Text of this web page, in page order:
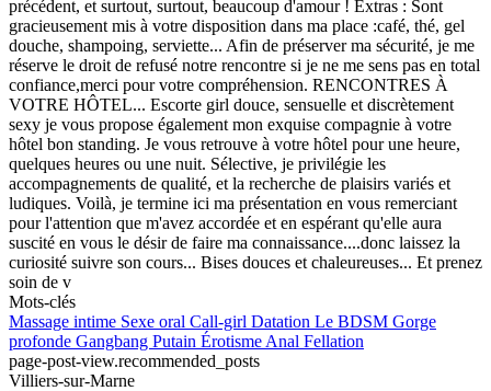
précédent, et surtout, surtout, beaucoup d'amour ! Extras : Sont
gracieusement mis à votre disposition dans ma place :café, thé, gel
douche, shampoing, serviette... Afin de préserver ma sécurité, je me
réserve le droit de refusé notre rencontre si je ne me sens pas en total
confiance,merci pour votre compréhension. RENCONTRES À
VOTRE HÔTEL... Escorte girl douce, sensuelle et discrètement
sexy je vous propose également mon exquise compagnie à votre
hôtel bon standing. Je vous retrouve à votre hôtel pour une heure,
quelques heures ou une nuit. Sélective, je privilégie les
accompagnements de qualité, et la recherche de plaisirs variés et
ludiques. Voilà, je termine ici ma présentation en vous remerciant
pour l'attention que m'avez accordée et en espérant qu'elle aura
suscité en vous le désir de faire ma connaissance....donc laissez la
curiosité suivre son cours... Bises douces et chaleureuses... Et prenez
soin de v
Mots-clés
Massage intime Sexe oral Call-girl Datation Le BDSM Gorge
profonde Gangbang Putain Érotisme Anal Fellation
page-post-view.recommended_posts
Villiers-sur-Marne